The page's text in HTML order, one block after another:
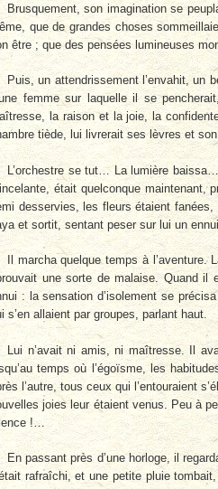
Brusquement, son imagination se
que de grandes choses
être ; que des pensées lumineuses
Puis, un attendrissement l’envahit, un
femme sur laquelle il se
la raison et la joie, la
tiède, lui livrerait ses lèvres et
L’orchestre se tut… La lumière
était quelconque maintenant,
desservies, les fleurs étaient
et sortit, sentant peser sur lui un
Il marcha quelque temps à
une sorte de malaise. Quand
: la sensation d’isolement se
s’en allaient par groupes, parlant haut.
Lui n’avait ni amis, ni maîtresse. Il
temps où l’égoïsme, les
l’autre, tous ceux qui l’entouraient
joies leur étaient venus. Peu à
!…
En passant près d’une horloge, il
rafraîchi, et une petite pluie